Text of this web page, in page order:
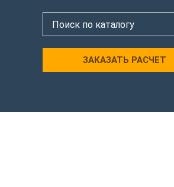
ЗАКАЗАТЬ РАСЧЕТ